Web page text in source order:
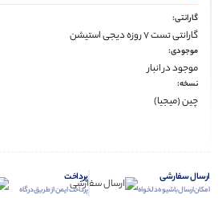
گارانتی:
موجودی:
نسخه:
ارسال سفارشی
امکان ارسال با شیوه دلخواه
پرداخت
پرداخت ایمن از طریق درگاه